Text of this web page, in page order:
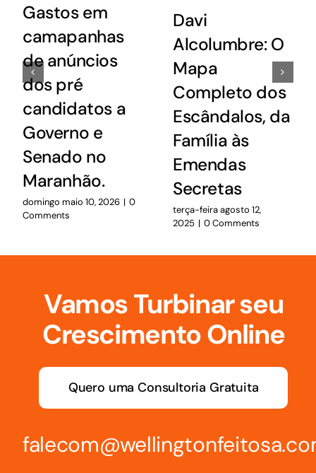
Gastos em
camapanhas
de anúncios
dos pré
candidatos a
Governo e
Senado no
Maranhão.
domingo maio 10, 2026 | 0
Comments
Davi
Alcolumbre: O
Mapa
Completo dos
Escândalos, da
Família às
Emendas
Secretas
terça-feira agosto 12,
2025 | 0 Comments
Vamos Turbinar seu
Crescimento Online
Quero uma Consultoria Gratuita